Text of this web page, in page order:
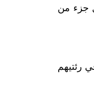
جزء من
في رئتيهم